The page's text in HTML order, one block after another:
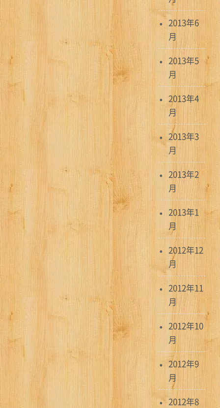
2013年6
月
2013年5
月
2013年4
月
2013年3
月
2013年2
月
2013年1
月
2012年12
月
2012年11
月
2012年10
月
2012年9
月
2012年8